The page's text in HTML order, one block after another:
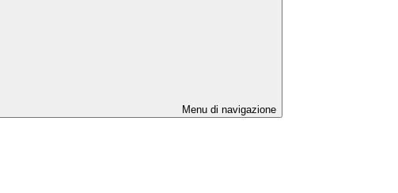
Menu di navigazione